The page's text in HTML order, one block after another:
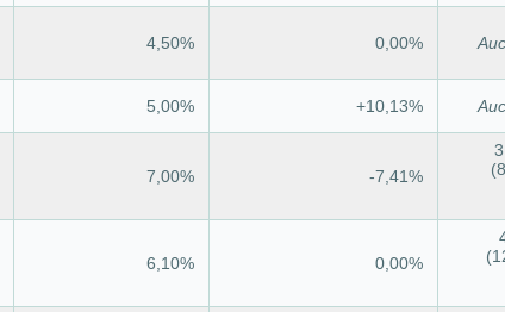
4,50% 0,00%
5,00% +10,13%
7,00% -7,41%
6,10% 0,00%